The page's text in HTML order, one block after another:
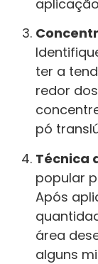
ter a
redor
pó
Técnica
popular
Após
área
alguns